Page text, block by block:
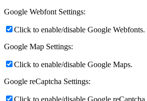
Google Webfont Settings:
Click to enable/disable Google Webfonts.
Google Map Settings:
Click to enable/disable Google Maps.
Google reCaptcha Settings: